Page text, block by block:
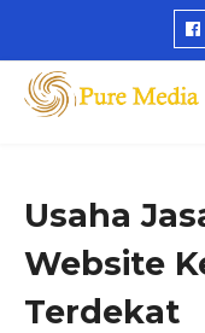
Usaha
Website
Terdekat